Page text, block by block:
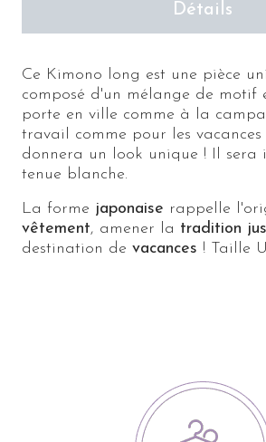
Détails
Ce Kimono long est une pièce
composé d'un mélange de motif
porte en ville comme à la
travail comme pour les vacances
donnera un look unique ! Il sera
tenue blanche.
La forme japonaise rappelle
vêtement, amener la tradition
destination de vacances ! Taille